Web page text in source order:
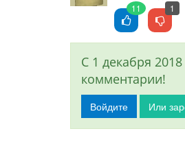
11 1
С 1 декабря
комментарии!
Войдите Или